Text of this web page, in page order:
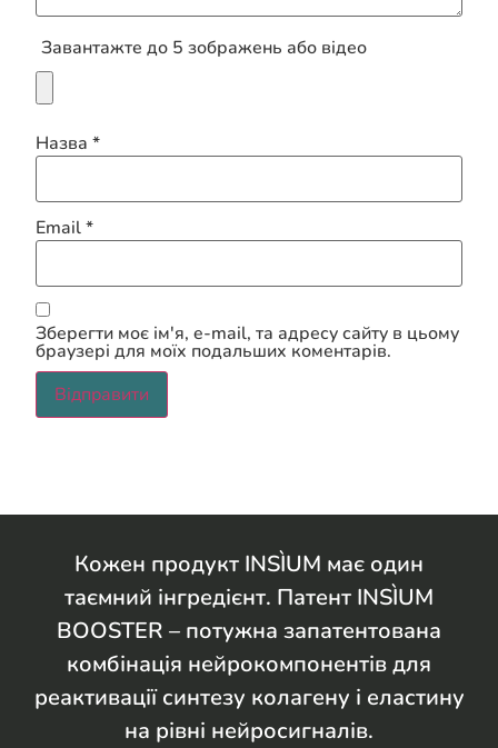
Завантажте до 5 зображень або відео
Назва*
Email*
Зберегти моє ім'я, e-mail, та адресу сайту в цьому
браузері для моїх подальших коментарів.
Кожен продукт INSÌUM має один
таємний інгредієнт. Патент INSÌUM
BOOSTER – потужна запатентована
комбінація нейрокомпонентів для
реактивації синтезу колагену і еластину
на рівні нейросигналів.